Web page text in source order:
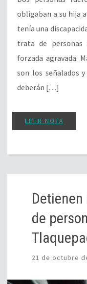
obligaban a su hija
tenía una
trata de personas
forzada agravada.
son los señalados
deberán […]
LEER NOTA
de
21 de octubre